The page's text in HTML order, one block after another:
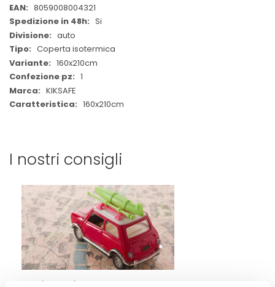
Informazioni8059008004321
Si
auto
Coperta isotermica
160x210cm
1
KIKSAFE
160x210cm
I nostri consigli